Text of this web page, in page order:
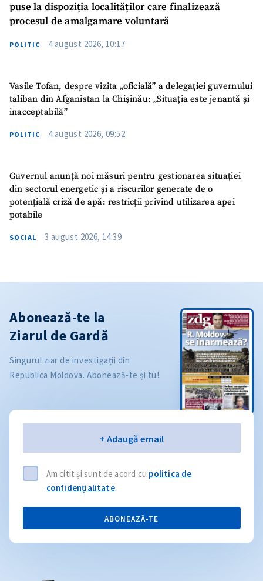
puse la dispoziția localităților care finalizează
procesul de amalgamare voluntară
POLITIC 4 august 2026, 10:17
Vasile Tofan, despre vizita „oficială” a delegației guvernului
taliban din Afganistan la Chișinău: „Situația este jenantă și
inacceptabilă”
POLITIC 4 august 2026, 09:52
Guvernul anunță noi măsuri pentru gestionarea situației
din sectorul energetic și a riscurilor generate de o
potențială criză de apă: restricții privind utilizarea apei
potabile
SOCIAL 3 august 2026, 14:39
Abonează-te la
Ziarul de Gardă
Singurul ziar de investigații din
Republica Moldova. Abonează-te și tu!
+ Adaugă email
Am citit și sunt de acord cu politica de
confidențialitate.
ABONEAZĂ-TE